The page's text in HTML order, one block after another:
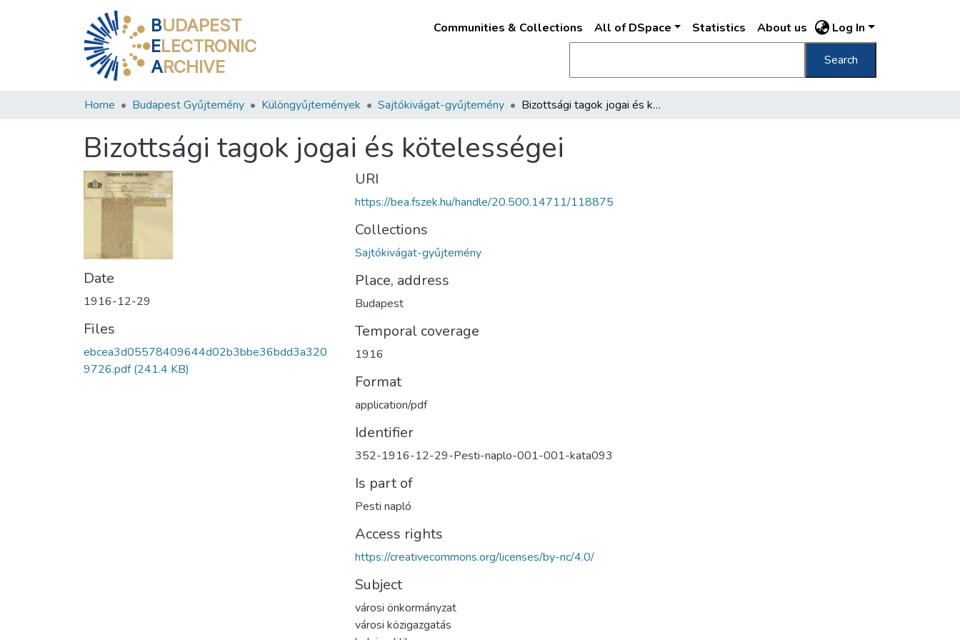
BUDAPEST
ELECTRONIC
ARCHIVE
Communities & Collections All of DSpace Statistics About us Log In
Search
Home Budapest Gyűjtemény Különgyűjtemények Sajtókivágat-gyűjtemény Bizottsági tagok jogai és kötelességei
Bizottsági tagok jogai és kötelességei
Date
1916-12-29
Files
ebcea3d05578409644d02b3bbe36bdd3a320
9726.pdf(241.4 KB)
URI
https://bea.fszek.hu/handle/20.500.14711/118875
Collections
Sajtókivágat-gyűjtemény
Place, address
Budapest
Temporal coverage
1916
Format
application/pdf
Identifier
352-1916-12-29-Pesti-naplo-001-001-kata093
Is part of
Pesti napló
Access rights
https://creativecommons.org/licenses/by-nc/4.0/
Subject
városi önkormányzat
városi közigazgatás